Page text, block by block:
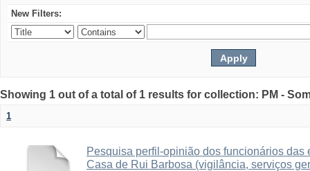
New Filters:
Showing 1 out of a total of 1 results for collection: PM -
1
Pesquisa perfil-opinião dos funcionários das
Casa de Rui Barbosa (vigilância, serviços